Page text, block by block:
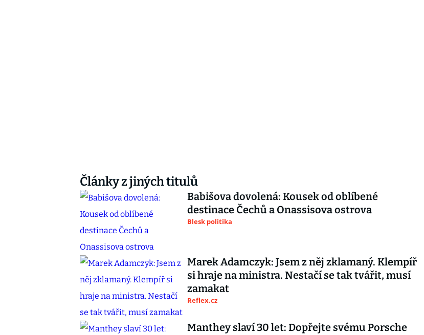
Články z jiných titulů
Babišova dovolená: Kousek od oblíbené
destinace Čechů a Onassisova ostrova
Blesk politika
Marek Adamczyk: Jsem z něj zklamaný. Klempíř
si hraje na ministra. Nestačí se tak tvářit, musí
zamakat
Reflex.cz
Manthey slaví 30 let: Dopřejte svému Porsche